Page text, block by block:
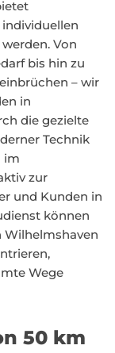
Von
bis hin zu
– wir
in
die gezielte
Technik
im
zur
und Kunden in
können
Wege
50 km